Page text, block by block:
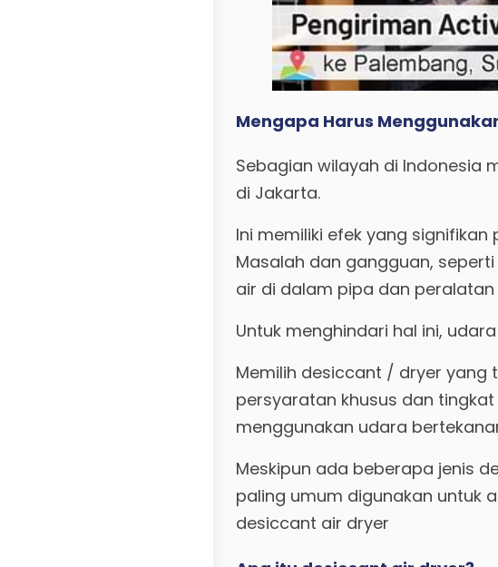
Mengapa Harus
Sebagian wilayah di Indonesia
di Jakarta.
Ini memiliki efek yang
Masalah dan gangguan,
air di dalam pipa dan
Untuk menghindari hal ini,
Memilih desiccant / dryer
persyaratan khusus dan
menggunakan udara
Meskipun ada beberapa jenis
paling umum digunakan untuk
desiccant air dryer